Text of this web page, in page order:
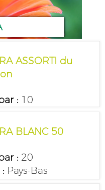
ASSORTI du
:10
BLANC 50
:20
Pays-Bas